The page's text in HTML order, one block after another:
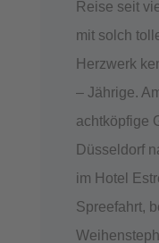
Reise seit
mit solch
Herzwerk
– Jährige.
achtköpfige
Düsseldorf
im Hotel
Spreefahrt,